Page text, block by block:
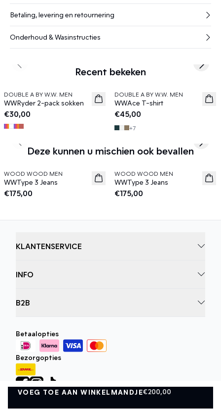
VOEG TOE AAN WINKELMANDJE€200,00
VOEG TOE AAN WINKELMANDJE
Betaling, levering en retournering
Onderhoud & Wasinstructies
Recent bekeken
News
DOUBLE A BY W.W. MEN
WWRyder 2-pack sokken
€30,00
News
DOUBLE A BY W.W. MEN
WWAce T-shirt
€45,00
+7
Previous slide Next
Deze kunnen u mischien ook bevallen
News
WOOD WOOD MEN
WWType 3 Jeans
€175,00
News
WOOD WOOD MEN
WWType 3 Jeans
€175,00
Previous slide Next
KLANTENSERVICE
INFO
B2B
Betaalopties
Bezorgopties